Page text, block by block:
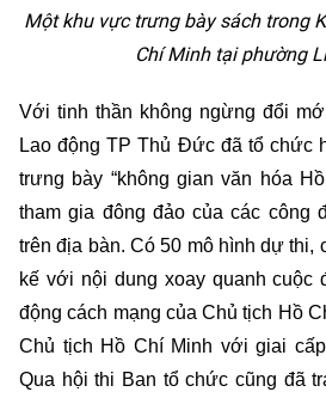
Một khu vực trưng bày sách trong
Chí Minh tại phường
Với tinh thần không ngừng đổi
Lao động TP Thủ Đức đã tổ chức
trưng bày “không gian văn hóa
tham gia đông đảo của các công
trên địa bàn. Có 50 mô hình dự thi,
kế với nội dung xoay quanh cuộc
động cách mạng của Chủ tịch Hồ
Chủ tịch Hồ Chí Minh với giai
Qua hội thi Ban tổ chức cũng đã